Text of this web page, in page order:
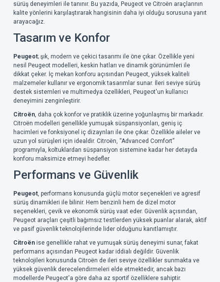
sürüş deneyimleri ile tanınır. Bu yazıda, Peugeot ve Citroën araçlarının
kalite yönlerini karşılaştırarak hangisinin daha iyi olduğu sorusuna yanıt
arayacağız.
Tasarım ve Konfor
Peugeot; şık, modern ve çekici tasarımı ile öne çıkar. Özellikle yeni
nesil Peugeot modelleri, keskin hatları ve dinamik görünümleri ile
dikkat çeker. İç mekan konforu açısından Peugeot, yüksek kaliteli
malzemeler kullanır ve ergonomik tasarımlar sunar. İleri seviye sürüş
destek sistemleri ve multimedya özellikleri, Peugeot'un kullanıcı
deneyimini zenginleştirir.
Citroën, daha çok konfor ve pratiklik üzerine yoğunlaşmış bir markadır.
Citroën modelleri genellikle yumuşak süspansiyonları, geniş iç
hacimleri ve fonksiyonel iç dizaynları ile öne çıkar. Özellikle aileler ve
uzun yol sürüşleri için idealdir. Citroën, “Advanced Comfort”
programıyla, koltuklardan süspansiyon sistemine kadar her detayda
konforu maksimize etmeyi hedefler.
Performans ve Güvenlik
Peugeot, performans konusunda güçlü motor seçenekleri ve agresif
sürüş dinamikleri ile bilinir. Hem benzinli hem de dizel motor
seçenekleri, çevik ve ekonomik sürüş vaat eder. Güvenlik açısından,
Peugeot araçları çeşitli bağımsız testlerden yüksek puanlar alarak, aktif
ve pasif güvenlik teknolojilerinde lider olduğunu kanıtlamıştır.
Citroën ise genellikle rahat ve yumuşak sürüş deneyimi sunar, fakat
performans açısından Peugeot kadar iddialı değildir. Güvenlik
teknolojileri konusunda Citroën de ileri seviye özellikler sunmakta ve
yüksek güvenlik derecelendirmeleri elde etmektedir, ancak bazı
modellerde Peugeot'a göre daha az sportif özelliklere sahiptir.